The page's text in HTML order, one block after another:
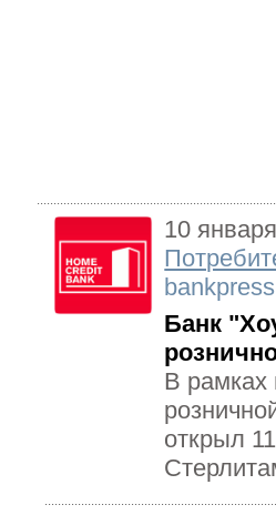
10
Банк
В рамках
открыл